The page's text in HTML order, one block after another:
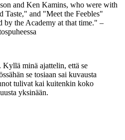
and Ken Kamins, who were with
Taste," and "Meet the Feebles"
the Academy at that time." –
minä ajattelin, että se
se tosiaan sai kuvausta
tulivat kai kuitenkin koko
yksinään.